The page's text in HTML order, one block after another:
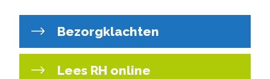
Bezorgklachten
Lees RH online